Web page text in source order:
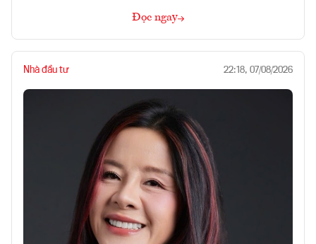
Đọc ngay
Nhà đầu tư 22:18, 07/08/2026